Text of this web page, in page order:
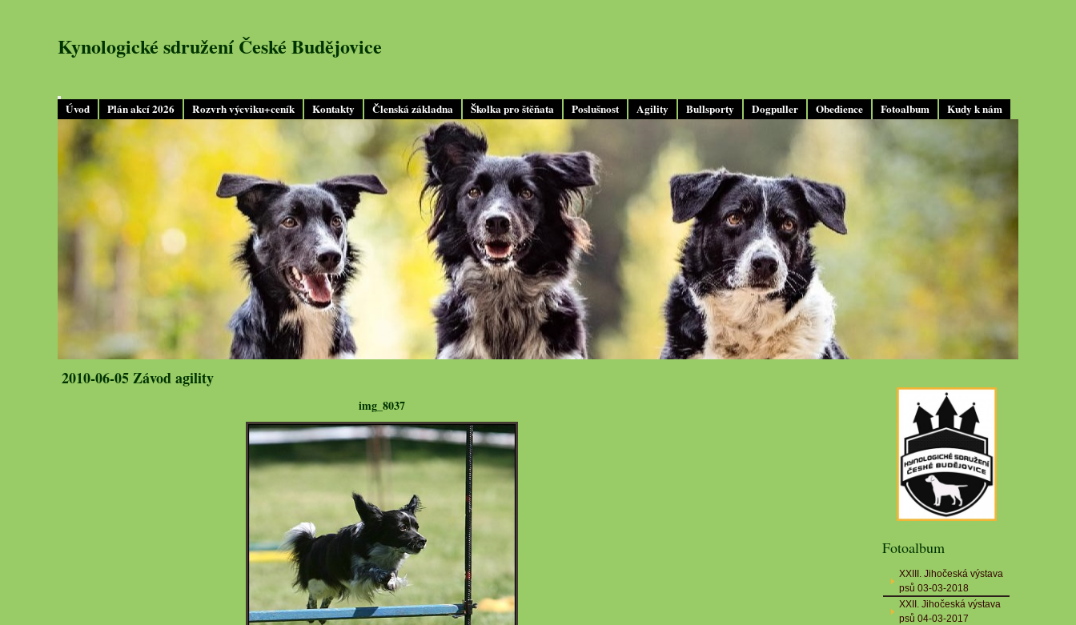
Úvod Plán akcí 2026 Rozvrh výcviku+ceník Kontakty Členská základna Školka pro štěňata Poslušnost Agility Bullsporty Dogpuller Obedience Fotoalbum Kudy k nám
Kynologické sdružení České Budějovice
2010-06-05 Závod agility
img_8037
Fotoalbum
XXIII. Jihočeská výstava
psů 03-03-2018
XXII. Jihočeská výstava
psů 04-03-2017